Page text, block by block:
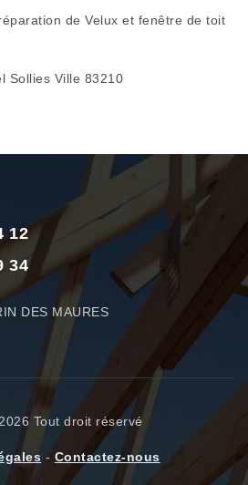
de Velux et fenêtre de toit
Sollies Ville 83210
12
34
DES MAURES
Tout droit réservé
- Contactez-nous